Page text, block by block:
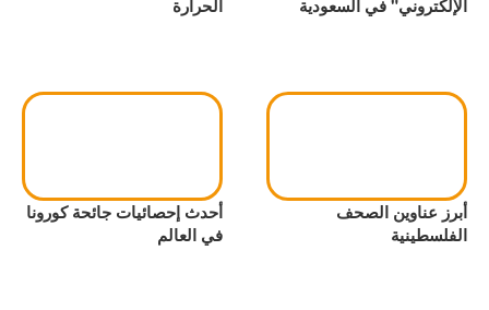
الإلكتروني" في السعودية
الحرارة
أبرز عناوين الصحف
الفلسطينية
أحدث إحصائيات جائحة كورونا
في العالم